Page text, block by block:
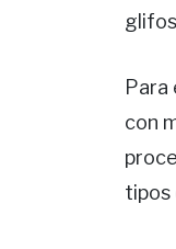
con
tipos